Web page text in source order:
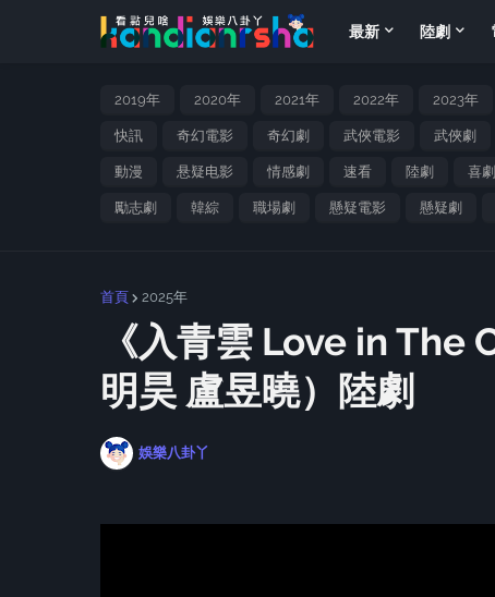
最新 陸劇
2019年 2020年 2021年 2022年 2023年
快訊 奇幻電影 奇幻劇 武俠電影 武俠劇
動漫 悬疑电影 情感劇 速看 陸劇 喜
勵志劇 韓綜 職場劇 懸疑電影 懸疑劇
首頁 2025年
《入青雲 Love in
明昊 盧昱曉）陸劇
娛樂八卦丫